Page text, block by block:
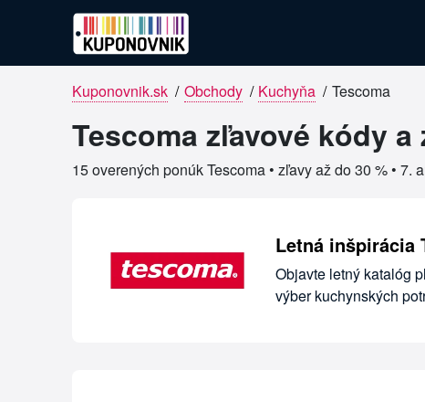
Kuponovnik.sk / Obchody / Kuchyňa / Tescoma
Tescoma zľavové kódy
15 overených ponúk Tescoma • zľavy až do 30 % • 7.
Overené kupóny pre Tescoma
Letná inšpirácia
Objavte letný katalóg
výber kuchynských